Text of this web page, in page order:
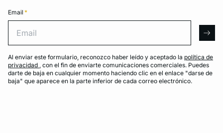
Email *
Al enviar este formulario, reconozco haber leído y aceptado la política de
privacidad , con el fin de enviarte comunicaciones comerciales. Puedes
darte de baja en cualquier momento haciendo clic en el enlace "darse de
baja" que aparece en la parte inferior de cada correo electrónico.